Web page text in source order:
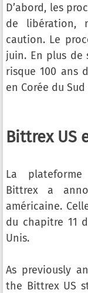
D’abord, les
de libération,
caution. Le
juin. En plus de
risque 100 ans
en Corée du
Bittrex US
La plateforme
Bittrex a
américaine.
du chapitre 11
Unis.
As previously
the Bittrex US